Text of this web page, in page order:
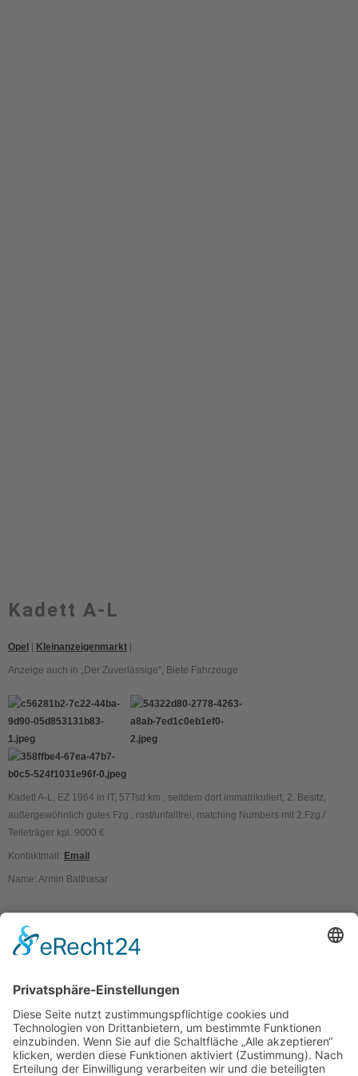
Kadett A-L
Opel Kleinanzeigenmarkt
Anzeige auch in „Der Zuverlässige“, Biete Fahrzeuge
Kadett A-L, EZ 1964 in IT, 57Tsd km , seitdem dort immatrikuliert, 2. Besitz,
außergewöhnlich gutes Fzg., rost/unfallfrei, matching Numbers mit 2.Fzg./
Teileträger kpl. 9000 €
Kontaktmail: Email
Name: Armin Balthasar
Kontakt
Mitgliederbereich